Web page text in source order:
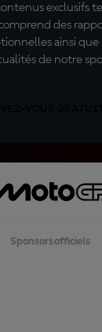
exclusifs
des
ainsi que
de notre
Sponsors officiels